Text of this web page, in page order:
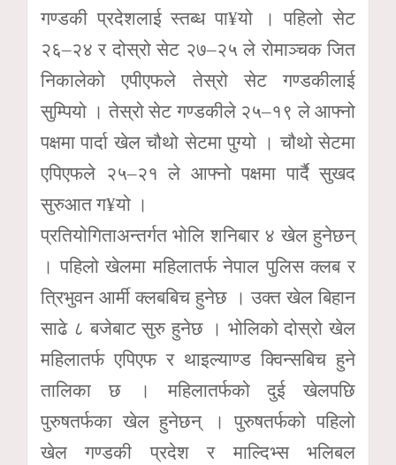
गण्डकी प्रदेशलाई स्तब्ध पा¥यो । पहिलो सेट
२६–२४ र दोस्रो सेट २७–२५ ले रोमाञ्चक जित
निकालेको एपीएफले तेस्रो सेट गण्डकीलाई
सुम्पियो । तेस्रो सेट गण्डकीले २५–१९ ले आफ्नो
पक्षमा पार्दा खेल चौथो सेटमा पुग्यो । चौथो सेटमा
एपिएफले २५–२१ ले आफ्नो पक्षमा पार्दै सुखद
सुरुआत ग¥यो ।
प्रतियोगिताअन्तर्गत भोलि शनिबार ४ खेल हुनेछन्
। पहिलो खेलमा महिलातर्फ नेपाल पुलिस क्लब र
त्रिभुवन आर्मी क्लबबिच हुनेछ । उक्त खेल बिहान
साढे ८ बजेबाट सुरु हुनेछ । भोलिको दोस्रो खेल
महिलातर्फ एपिएफ र थाइल्याण्ड क्विन्सबिच हुने
तालिका छ । महिलातर्फको दुई खेलपछि
पुरुषतर्फका खेल हुनेछन् । पुरुषतर्फको पहिलो
खेल गण्डकी प्रदेश र माल्दिभ्स भलिबल